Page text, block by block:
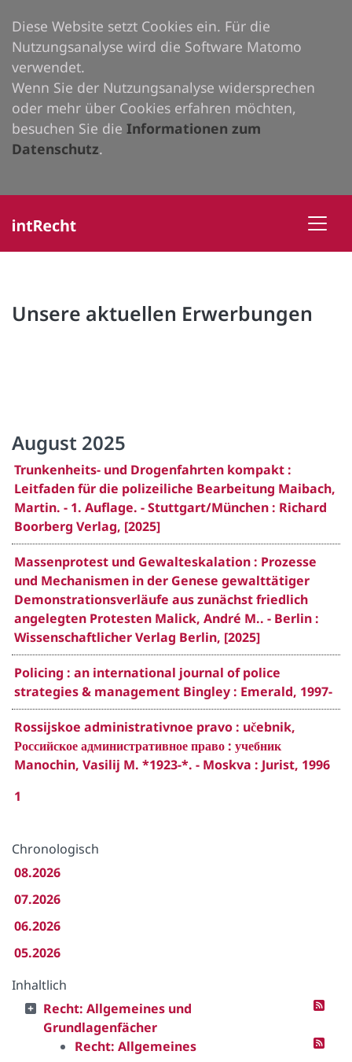
Diese Website setzt Cookies ein. Für die
Nutzungsanalyse wird die Software Matomo
verwendet.
Wenn Sie der Nutzungsanalyse widersprechen
oder mehr über Cookies erfahren möchten,
besuchen Sie die Informationen zum
Datenschutz.
Unsere aktuellen Erwerbungen
August 2025
Trunkenheits- und Drogenfahrten kompakt :
Leitfaden für die polizeiliche Bearbeitung Maibach,
Martin. - 1. Auflage. - Stuttgart/München : Richard
Boorberg Verlag, [2025]
Massenprotest und Gewalteskalation : Prozesse
und Mechanismen in der Genese gewalttätiger
Demonstrationsverläufe aus zunächst friedlich
angelegten Protesten Malick, André M.. - Berlin :
Wissenschaftlicher Verlag Berlin, [2025]
Policing : an international journal of police
strategies & management Bingley : Emerald, 1997-
Rossijskoe administrativnoe pravo : učebnik,
Российское административное право : учебник
Manochin, Vasilij M. *1923-*. - Moskva : Jurist, 1996
1
Chronologisch
08.2026
07.2026
06.2026
05.2026
Inhaltlich
Recht: Allgemeines und
Grundlagenfächer
Recht: Allgemeines